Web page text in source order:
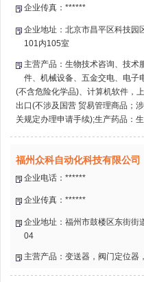
企业传真：******
企业地址：北京市昌平区科技园
101内105室
主营产品：生物技术咨询、技术
件、机械设备、五金交电、电子
(不含危险化学品)、计算机软件，
出口(不涉及国营 贸易管理商品；
关规定办理申请手续);生产药品：生
福州众科自动化科技有限公司
企业电话：******
企业传真：******
企业地址：福州市鼓楼区东街街
04
主营产品：变送器，阀门定位器